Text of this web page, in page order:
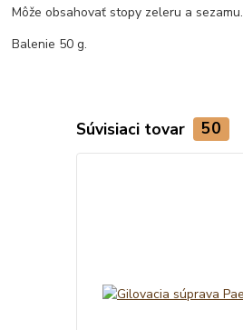
Môže obsahovať stopy zeleru a sezamu.
Balenie 50 g.
Súvisiaci tovar 50